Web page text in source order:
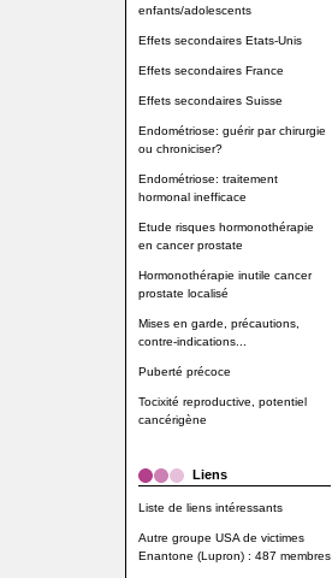
enfants/adolescents
Effets secondaires Etats-Unis
Effets secondaires France
Effets secondaires Suisse
Endométriose: guérir par chirurgie
ou chroniciser?
Endométriose: traitement
hormonal inefficace
Etude risques hormonothérapie
en cancer prostate
Hormonothérapie inutile cancer
prostate localisé
Mises en garde, précautions,
contre-indications...
Puberté précoce
Tocixité reproductive, potentiel
cancérigène
Liens
Liste de liens intéressants
Autre groupe USA de victimes
Enantone (Lupron) : 487 membres